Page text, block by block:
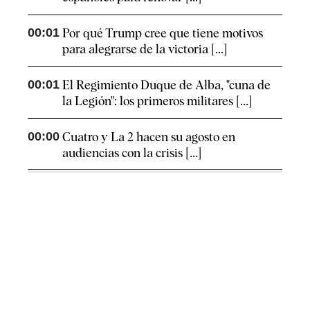
00:01 Por qué Trump cree que tiene motivos
para alegrarse de la victoria [...]
00:01 El Regimiento Duque de Alba, "cuna de
la Legión": los primeros militares [...]
00:00 Cuatro y La 2 hacen su agosto en
audiencias con la crisis [...]